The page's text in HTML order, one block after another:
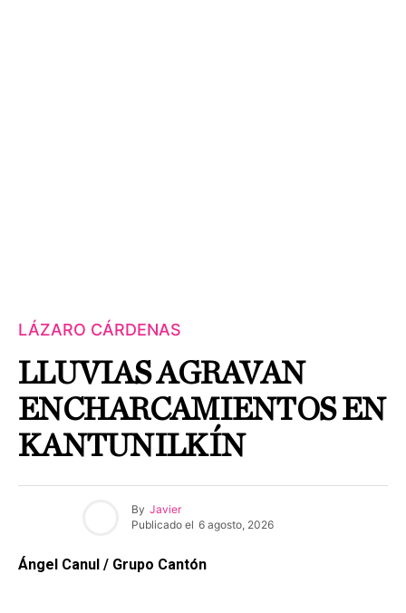
LÁZARO CÁRDENAS
LLUVIAS AGRAVAN
ENCHARCAMIENTOS EN
KANTUNILKÍN
By Javier
Publicado el 6 agosto, 2026
Ángel Canul / Grupo Cantón